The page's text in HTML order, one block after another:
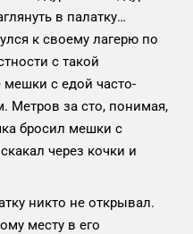
в палатку…
к своему лагерю по
с такой
с едой часто-
Метров за сто, понимая,
бросил мешки с
через кочки и
никто не открывал.
месту в его